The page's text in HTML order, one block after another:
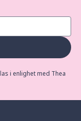
i enlighet med Thea